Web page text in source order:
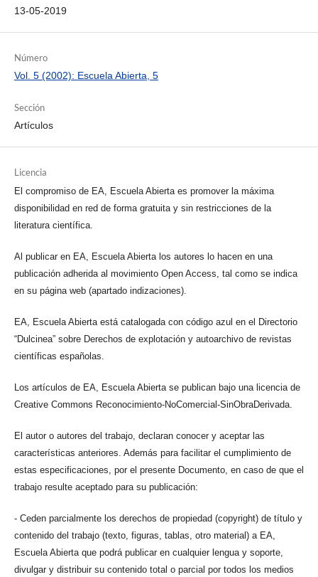
13-05-2019
Número
Vol. 5 (2002): Escuela Abierta, 5
Sección
Artículos
Licencia
El compromiso de EA, Escuela Abierta es promover la máxima
disponibilidad en red de forma gratuita y sin restricciones de la
literatura científica.
Al publicar en EA, Escuela Abierta los autores lo hacen en una
publicación adherida al movimiento Open Access, tal como se indica
en su página web (apartado indizaciones).
EA, Escuela Abierta está catalogada con código azul en el Directorio
“Dulcinea” sobre Derechos de explotación y autoarchivo de revistas
científicas españolas.
Los artículos de EA, Escuela Abierta se publican bajo una licencia de
Creative Commons Reconocimiento-NoComercial-SinObraDerivada.
El autor o autores del trabajo, declaran conocer y aceptar las
características anteriores. Además para facilitar el cumplimiento de
estas especificaciones, por el presente Documento, en caso de que el
trabajo resulte aceptado para su publicación:
- Ceden parcialmente los derechos de propiedad (copyright) de título y
contenido del trabajo (texto, figuras, tablas, otro material) a EA,
Escuela Abierta que podrá publicar en cualquier lengua y soporte,
divulgar y distribuir su contenido total o parcial por todos los medios